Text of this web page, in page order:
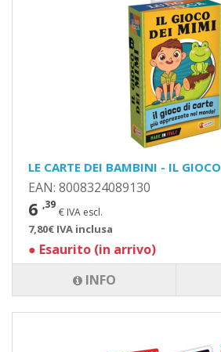
LE CARTE DEI BAMBINI - IL
EAN: 8008324089130
6 ,39
€ IVA escl.
7,80€ IVA inclusa
● Esaurito (in arrivo)
INFO